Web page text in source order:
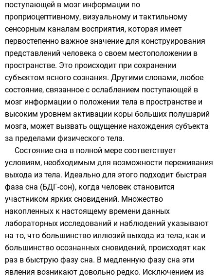
поступающей в мозг информации по
проприоцептивному, визуальному и тактильному
сенсорным каналам восприятия, которая имеет
первостепенно важное значение для конструирования
представлений человека о своем местоположении в
пространстве. Это происходит при сохранении
субъектом ясного сознания. Другими словами, любое
состояние, связанное с ослаблением поступающей в
мозг информации о положении тела в пространстве и
высоким уровнем активации коры больших полушарий
мозга, может вызвать ощущение нахождения субъекта
за пределами физического тела.
Состояние сна в полной мере соответствует
условиям, необходимым для возможности переживания
выхода из тела. Идеально для этого подходит быстрая
фаза сна (БДГ-сон), когда человек становится
участником ярких сновидений. Множество
накопленных к настоящему времени данных
лабораторных исследований и наблюдений указывают
на то, что большинство иллюзий выхода из тела, как и
большинство осознанных сновидений, происходят как
раз в быструю фазу сна. В медленную фазу сна эти
явления возникают довольно редко. Исключением из